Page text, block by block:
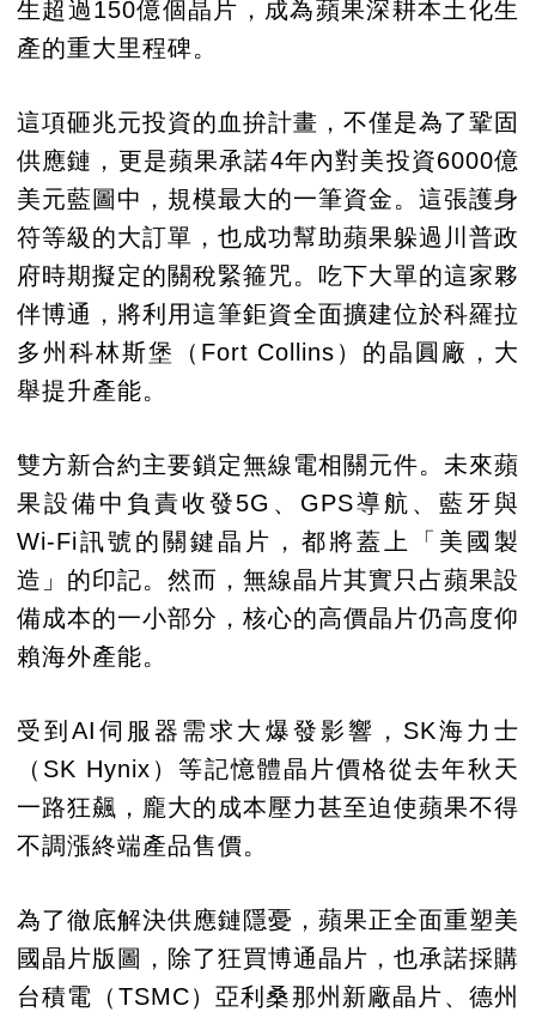
生超過150億個晶片，成為蘋果深耕本土化生
產的重大里程碑。
這項砸兆元投資的血拚計畫，不僅是為了鞏固
供應鏈，更是蘋果承諾4年內對美投資6000億
美元藍圖中，規模最大的一筆資金。這張護身
符等級的大訂單，也成功幫助蘋果躲過川普政
府時期擬定的關稅緊箍咒。吃下大單的這家夥
伴博通，將利用這筆鉅資全面擴建位於科羅拉
多州科林斯堡（Fort Collins）的晶圓廠，大
舉提升產能。
雙方新合約主要鎖定無線電相關元件。未來蘋
果設備中負責收發5G、GPS導航、藍牙與
Wi-Fi訊號的關鍵晶片，都將蓋上「美國製
造」的印記。然而，無線晶片其實只占蘋果設
備成本的一小部分，核心的高價晶片仍高度仰
賴海外產能。
受到AI伺服器需求大爆發影響，SK海力士
（SK Hynix）等記憶體晶片價格從去年秋天
一路狂飆，龐大的成本壓力甚至迫使蘋果不得
不調漲終端產品售價。
為了徹底解決供應鏈隱憂，蘋果正全面重塑美
國晶片版圖，除了狂買博通晶片，也承諾採購
台積電（TSMC）亞利桑那州新廠晶片、德州